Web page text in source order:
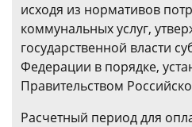
исходя из нормативов
коммунальных услуг,
государственной власти
Федерации в порядке,
Правительством
Расчетный период для